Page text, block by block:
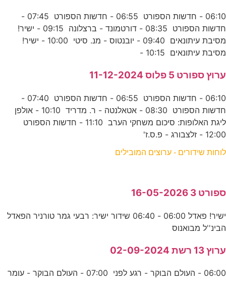
06:10 - חדשות הספורט 06:55 - חדשות הספורט 07:45 -
חדשות הספורט 08:35 - דורטמונד - ברצלונה 09:15 - ישיר!
מסיבת עיתונאים 09:40 - יובנטוס - מנ. סיטי 10:00 - ישיר!
מסיבת עיתונאים 10:15 -
ערוץ ספורט 5 פלוס 11-12-2024
06:10 - חדשות הספורט 06:55 - חדשות הספורט 07:40 -
חדשות הספורט 08:30 - אטאלנטה - ר. מדריד 10:10 - אולפן
ליגת האלופות: סיכום משחקי הערב 11:10 - חדשות הספורט
12:00 - זלצבורג - פ.ס.ז'
לוחות שידורים - ערוצים המובילים
ספורט 3 16-05-2026
ישיר! פאדל 06:00 - 06:40 שידור ישיר: רבעי גמר טורניר הפאדל
הבינ''ל מבואנוס
ערוץ 13 רשת 02-09-2024
06:00 - העולם הבוקר - רגע לפני 07:00 - העולם הבוקר - עומר